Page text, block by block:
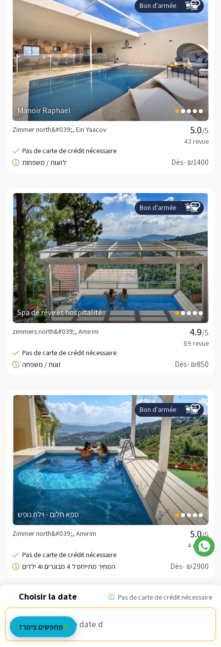
Choisissez une date d
Bon d'armée
Manoir Raphaël
/5
Zimmer north&#039;, Ein Yaacov
Dès- ₪1400
Bon d'armée
Spa de rêve et hospitalité
/5
zimmers north&#039;, Amirim
Dès- ₪850
Bon d'armée
ספא חלום - וילת נופש
/5
Zimmer north&#039;, Amirim
Dès- ₪2900
מחפשים צימר?